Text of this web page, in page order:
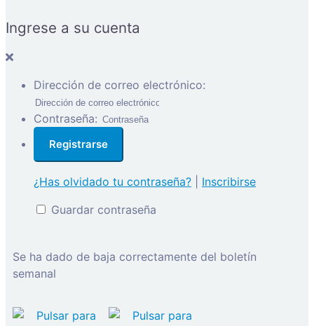
Ingrese a su cuenta
Dirección de correo electrónico:
Contraseña:
¿Has olvidado tu contraseña?
Inscribirse
Guardar contraseña
Se ha dado de baja correctamente del boletín
semanal